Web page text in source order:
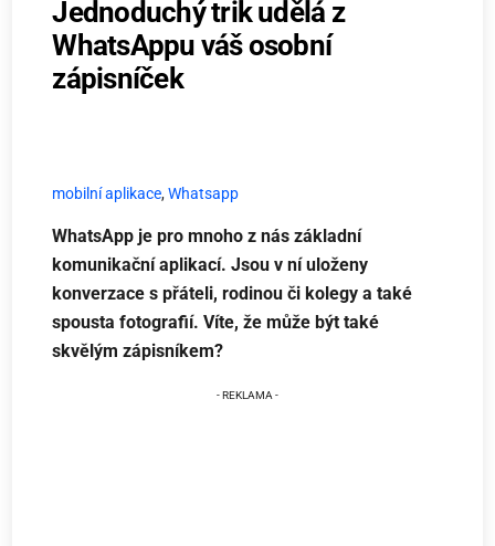
Jednoduchý trik udělá z
WhatsAppu váš osobní
zápisníček
mobilní aplikace,Whatsapp
WhatsApp je pro mnoho z nás základní
komunikační aplikací. Jsou v ní uloženy
konverzace s přáteli, rodinou či kolegy a také
spousta fotografií. Víte, že může být také
skvělým zápisníkem?